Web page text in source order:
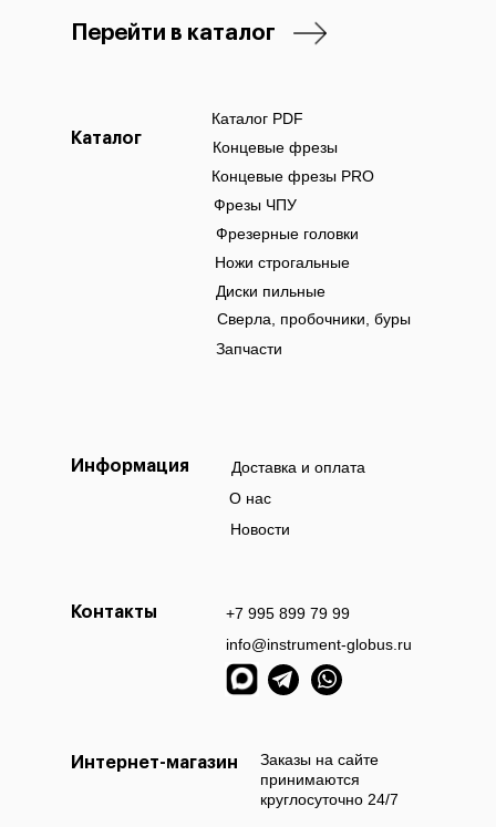
Заказы на сайте
принимаются
круглосуточно 24/7
Каталог
Информация
Контакты
+7 995 899 79 99
info@instrument-globus.ru
Интернет-магазин
Концевые фрезы
Каталог PDF
Концевые фрезы PRO
Фрезы ЧПУ
Фрезерные головки
Ножи строгальные
Диски пильные
Сверла, пробочники, буры
Запчасти
Доставка и оплата
О нас
Новости
Перейти в каталог